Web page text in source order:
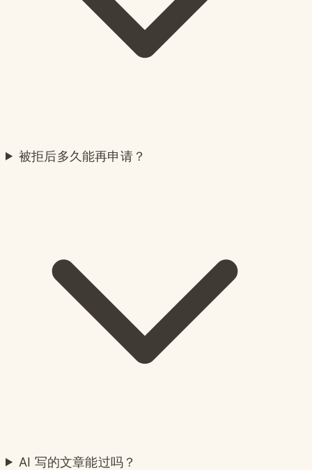
被拒后多久能再申请？
AI 写的文章能过吗？